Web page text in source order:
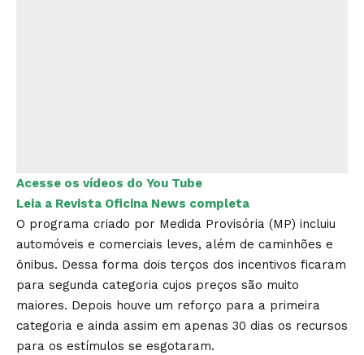
Acesse os vídeos do You Tube
Leia a Revista Oficina News completa
O programa criado por Medida Provisória (MP) incluiu
automóveis e comerciais leves, além de caminhões e
ônibus. Dessa forma dois terços dos incentivos ficaram
para segunda categoria cujos preços são muito
maiores. Depois houve um reforço para a primeira
categoria e ainda assim em apenas 30 dias os recursos
para os estímulos se esgotaram.